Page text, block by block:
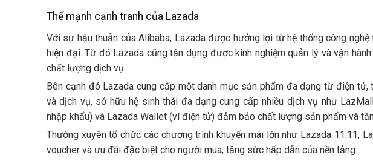
Thế mạnh cạnh tranh của Lazada
Với sự hậu thuẫn của Alibaba, Lazada được hưởng lợi từ hệ thống công
hiện đại. Từ đó Lazada cũng tận dụng được kinh nghiệm quản lý và vận
chất lượng dịch vụ.
Bên cạnh đó Lazada cung cấp một danh mục sản phẩm đa dạng từ điện
và dịch vụ, sở hữu hệ sinh thái đa dạng cung cấp nhiều dịch vụ như
nhập khẩu) và Lazada Wallet (ví điện tử) đảm bảo chất lượng sản phẩm và
Thường xuyên tổ chức các chương trình khuyến mãi lớn như Lazada 11.11,
voucher và ưu đãi đặc biệt cho người mua, tăng sức hấp dẫn của nền tảng.